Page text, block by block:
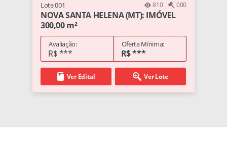
Lote 001 810 000
NOVA SANTA HELENA (MT): IMÓVEL
300,00 m²
Avaliação:
R$ ***
Oferta Mínima:
R$ ***
Ver Edital Ver Lote